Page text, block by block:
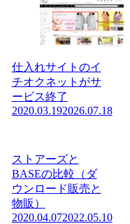
仕入れサイトのイ
チオクネットがサ
ービス終了
2020.03.192026.07.18
ストアーズと
BASEの比較（ダ
ウンロード販売と
物販）
2020.04.072022.05.10